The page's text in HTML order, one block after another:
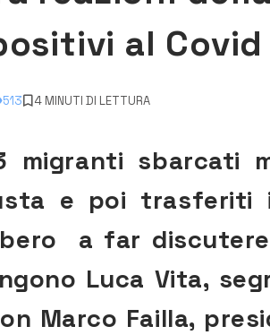
al Covid
513 4 MINUTI DI LETTURA
sbarcati
e poi
a far
Luca Vita,
Marco Failla,